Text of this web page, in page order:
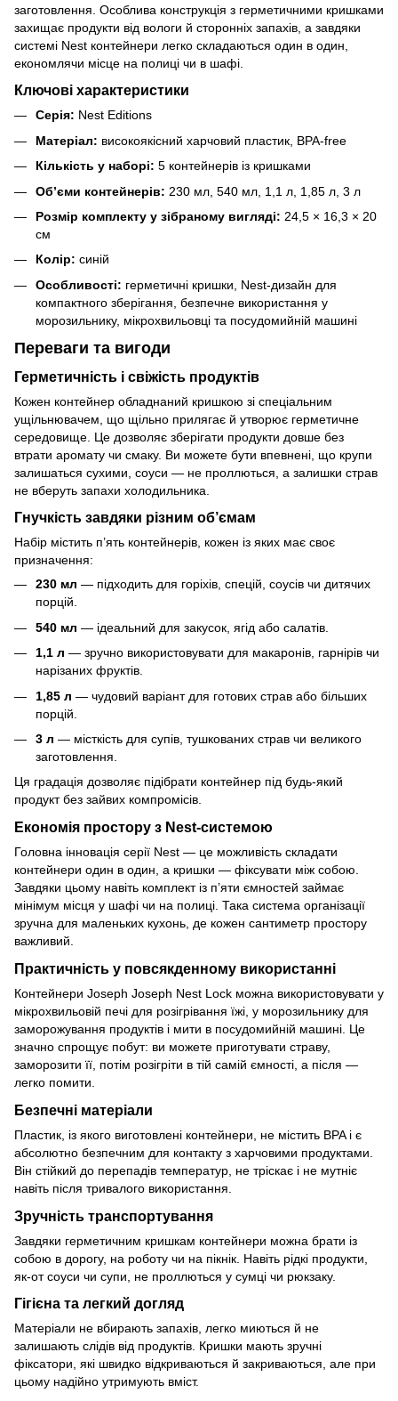
заготовлення. Особлива конструкція з герметичними кришками
захищає продукти від вологи й сторонніх запахів, а завдяки
системі Nest контейнери легко складаються один в один,
економлячи місце на полиці чи в шафі.
Ключові характеристики
Серія: Nest Editions
Матеріал: високоякісний харчовий пластик, BPA-free
Кількість у наборі: 5 контейнерів із кришками
Об’єми контейнерів: 230 мл, 540 мл, 1,1 л, 1,85 л, 3 л
Розмір комплекту у зібраному вигляді: 24,5 × 16,3 × 20
см
Колір: синій
Особливості: герметичні кришки, Nest-дизайн для
компактного зберігання, безпечне використання у
морозильнику, мікрохвильовці та посудомийній машині
Переваги та вигоди
Герметичність і свіжість продуктів
Кожен контейнер обладнаний кришкою зі спеціальним
ущільнювачем, що щільно прилягає й утворює герметичне
середовище. Це дозволяє зберігати продукти довше без
втрати аромату чи смаку. Ви можете бути впевнені, що крупи
залишаться сухими, соуси — не проллються, а залишки страв
не вберуть запахи холодильника.
Гнучкість завдяки різним об’ємам
Набір містить п’ять контейнерів, кожен із яких має своє
призначення:
230 мл — підходить для горіхів, спецій, соусів чи дитячих
порцій.
540 мл — ідеальний для закусок, ягід або салатів.
1,1 л — зручно використовувати для макаронів, гарнірів чи
нарізаних фруктів.
1,85 л — чудовий варіант для готових страв або більших
порцій.
3 л — місткість для супів, тушкованих страв чи великого
заготовлення.
Ця градація дозволяє підібрати контейнер під будь-який
продукт без зайвих компромісів.
Економія простору з Nest-системою
Головна інновація серії Nest — це можливість складати
контейнери один в один, а кришки — фіксувати між собою.
Завдяки цьому навіть комплект із п’яти ємностей займає
мінімум місця у шафі чи на полиці. Така система організації
зручна для маленьких кухонь, де кожен сантиметр простору
важливий.
Практичність у повсякденному використанні
Контейнери Joseph Joseph Nest Lock можна використовувати у
мікрохвильовій печі для розігрівання їжі, у морозильнику для
заморожування продуктів і мити в посудомийній машині. Це
значно спрощує побут: ви можете приготувати страву,
заморозити її, потім розігріти в тій самій ємності, а після —
легко помити.
Безпечні матеріали
Пластик, із якого виготовлені контейнери, не містить BPA і є
абсолютно безпечним для контакту з харчовими продуктами.
Він стійкий до перепадів температур, не тріскає і не мутніє
навіть після тривалого використання.
Зручність транспортування
Завдяки герметичним кришкам контейнери можна брати із
собою в дорогу, на роботу чи на пікнік. Навіть рідкі продукти,
як-от соуси чи супи, не проллються у сумці чи рюкзаку.
Гігієна та легкий догляд
Матеріали не вбирають запахів, легко миються й не
залишають слідів від продуктів. Кришки мають зручні
фіксатори, які швидко відкриваються й закриваються, але при
цьому надійно утримують вміст.